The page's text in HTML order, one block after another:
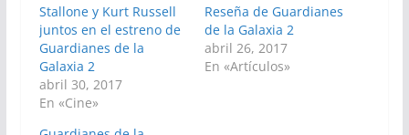
Stallone y Kurt Russell
juntos en el estreno de
Guardianes de la
Galaxia 2
abril 30, 2017
En «Cine»
Reseña de Guardianes
de la Galaxia 2
abril 26, 2017
En «Artículos»